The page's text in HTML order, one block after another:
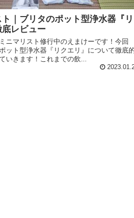
ト｜ブリタのポット型浄水器『リ
レビュー
ニマリスト修行中のえまけーです！今回
ット型浄水器『リクエリ』について徹底
いきます！これまでの飲...